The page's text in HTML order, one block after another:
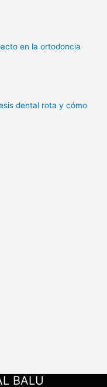
en la ortodoncia
dental rota y cómo
BALU